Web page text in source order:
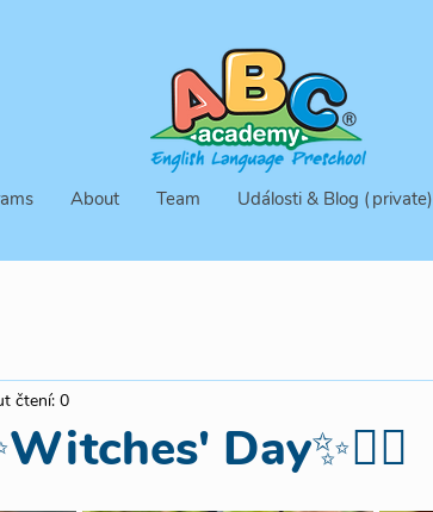
About Team Události & Blog (private)
Day✨🧙‍♀️
čtení: 0